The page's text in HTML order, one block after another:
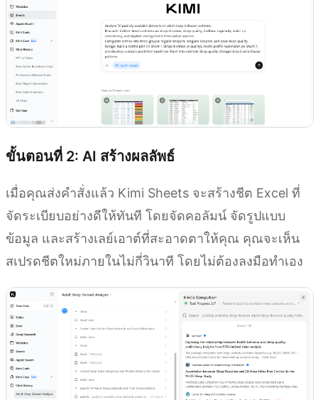
ขั้นตอนที่ 2: AI สร้างผลลัพธ์
เมื่อคุณส่งคำสั่งแล้ว Kimi Sheets จะสร้างชีต Excel ที่
จัดระเบียบอย่างดีให้ทันที โดยจัดคอลัมน์ จัดรูปแบบ
ข้อมูล และสร้างเลย์เอาต์ที่สะอาดตาให้คุณ คุณจะเห็น
สเปรดชีตใหม่ภายในไม่กี่วินาที โดยไม่ต้องลงมือทำเอง